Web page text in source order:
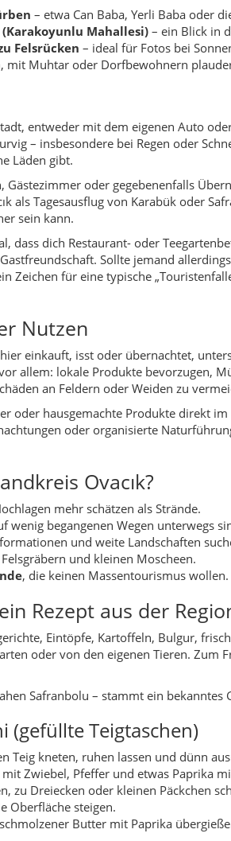
dass dich Restaurant- oder
Sollte jemand
Zeichen für eine typische
Nutzen
einkauft, isst oder übernachtet,
allem: lokale Produkte bevorzugen,
an Feldern oder Weiden zu
oder hausgemachte Produkte direkt
oder organisierte
Ovacık?
mehr schätzen als Strände.
Felsgräbern und kleinen Moscheen.
, die keinen Massentourismus wollen.
Rezept aus der
Eintöpfe, Kartoffeln, Bulgur,
oder von den eigenen Tieren. Zum
Safranbolu – stammt ein bekanntes
(gefüllte Teigtaschen)
Teig kneten, ruhen lassen und dünn
Zwiebel, Pfeffer und etwas Paprika
zu Dreiecken oder kleinen Päckchen
Oberfläche steigen.
Speisekarte, aber mit etwas Glück
von Ovacık. Boduroğlu und andere
und sattes Grün im Frühling.
einplanen – etwa in Richtung
sich weite Blicke ins Tal.
Erntezeiten und Dorftraditionen